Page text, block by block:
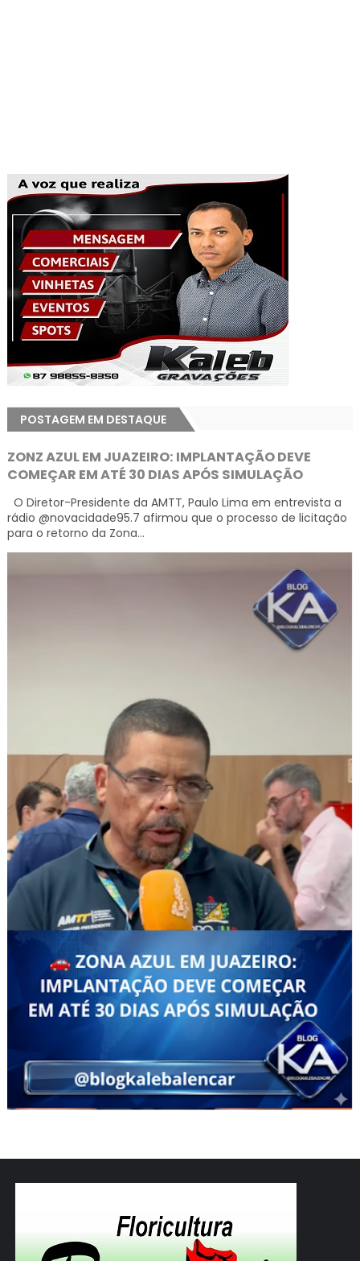
POSTAGEM EM DESTAQUE
ZONZ AZUL EM JUAZEIRO: IMPLANTAÇÃO DEVE
COMEÇAR EM ATÉ 30 DIAS APÓS SIMULAÇÃO
O Diretor-Presidente da AMTT, Paulo Lima em entrevista a
rádio @novacidade95.7 afirmou que o processo de licitação
para o retorno da Zona...